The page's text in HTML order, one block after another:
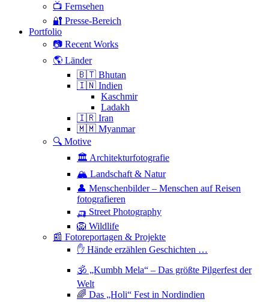
📺 Fernsehen
🔐 Presse-Bereich
Portfolio
📷 Recent Works
🌎 Länder
🇧🇹 Bhutan
🇮🇳 Indien
Kaschmir
Ladakh
🇮🇷 Iran
🇲🇲 Myanmar
🔍 Motive
🏛 Architekturfotografie
🏔 Landschaft & Natur
👤 Menschenbilder – Menschen auf Reisen
fotografieren
🛺 Street Photography
🦁 Wildlife
📰 Fotoreportagen & Projekte
✋ Hände erzählen Geschichten …
🕉 „Kumbh Mela“ – Das größte Pilgerfest der
Welt
🌈 Das „Holi“ Fest in Nordindien